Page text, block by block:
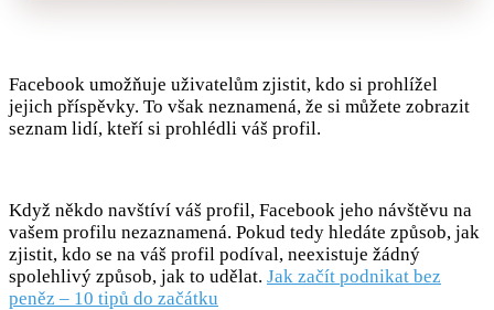
Facebook umožňuje uživatelům zjistit, kdo si prohlížel
jejich příspěvky. To však neznamená, že si můžete zobrazit
seznam lidí, kteří si prohlédli váš profil.
Když někdo navštíví váš profil, Facebook jeho návštěvu na
vašem profilu nezaznamená. Pokud tedy hledáte způsob, jak
zjistit, kdo se na váš profil podíval, neexistuje žádný
spolehlivý způsob, jak to udělat. Jak začít podnikat bez
peněz – 10 tipů do začátku